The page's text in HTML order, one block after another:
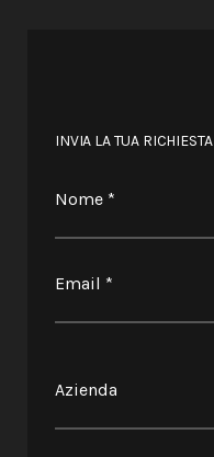
INVIA LA TUA RICHIESTA